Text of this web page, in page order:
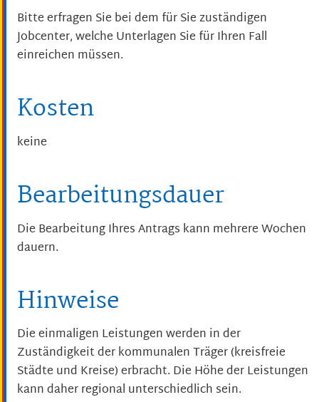
Bitte erfragen Sie bei dem für Sie zuständigen
Jobcenter, welche Unterlagen Sie für Ihren Fall
einreichen müssen.
Kosten
keine
Bearbeitungsdauer
Die Bearbeitung Ihres Antrags kann mehrere Wochen
dauern.
Hinweise
Die einmaligen Leistungen werden in der
Zuständigkeit der kommunalen Träger (kreisfreie
Städte und Kreise) erbracht. Die Höhe der Leistungen
kann daher regional unterschiedlich sein.